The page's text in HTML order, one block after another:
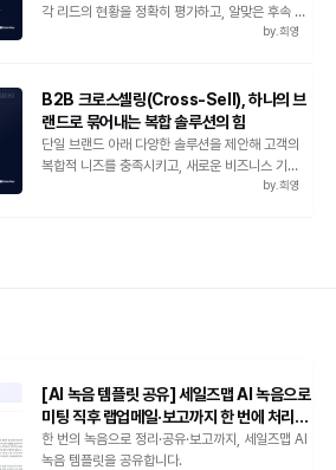
각 리드의 현황을 정확히 평가하고, 알맞은 후속 조
by. 희영
B2B 크로스셀링(Cross-Sell), 하나의 브
랜드로 묶어내는 복합 솔루션의 힘
단일 브랜드 아래 다양한 솔루션을 제안해 고객의
복합적 니즈를 충족시키고, 새로운 비즈니스 기회를
by. 희영
[AI 녹음 템플릿 공유] 세일즈맵 AI 녹음으로
미팅 직후 랩업메일·보고까지 한 번에 처리하
는 법
한 번의 녹음으로 정리·공유·보고까지, 세일즈맵 AI
녹음 템플릿을 공유합니다.